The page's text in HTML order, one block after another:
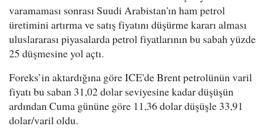
varamaması sonrası Suudi Arabistan'ın ham petrol
üretimini artırma ve satış fiyatını düşürme kararı alması
uluslararası piyasalarda petrol fiyatlarının bu sabah yüzde
25 düşmesine yol açtı.
Foreks’in aktardığına göre ICE'de Brent petrolünün varil
fiyatı bu saban 31,02 dolar seviyesine kadar düşüşün
ardından Cuma gününe göre 11,36 dolar düşüşle 33,91
dolar/varil oldu.